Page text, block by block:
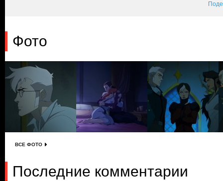
Фото
ВСЕ ФОТО
Последние комментарии